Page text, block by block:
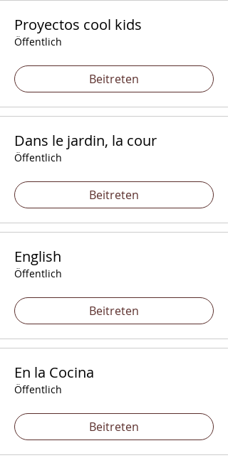
Proyectos cool kids
Öffentlich
Beitreten
Dans le jardin, la cour
Öffentlich
Beitreten
English
Öffentlich
Beitreten
En la Cocina
Öffentlich
Beitreten